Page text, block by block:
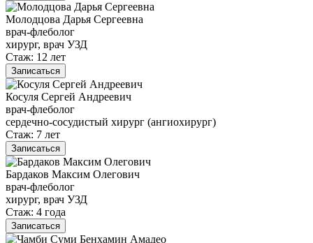
Молодцова Дарья Сергеевна
врач-флеболог
хирург, врач УЗД
Стаж: 12 лет
Записаться
Косуля Сергей Андреевич
врач-флеболог
сердечно-сосудистый хирург (ангиохирург)
Стаж: 7 лет
Записаться
Бардаков Максим Олегович
врач-флеболог
хирург, врач УЗД
Стаж: 4 года
Записаться